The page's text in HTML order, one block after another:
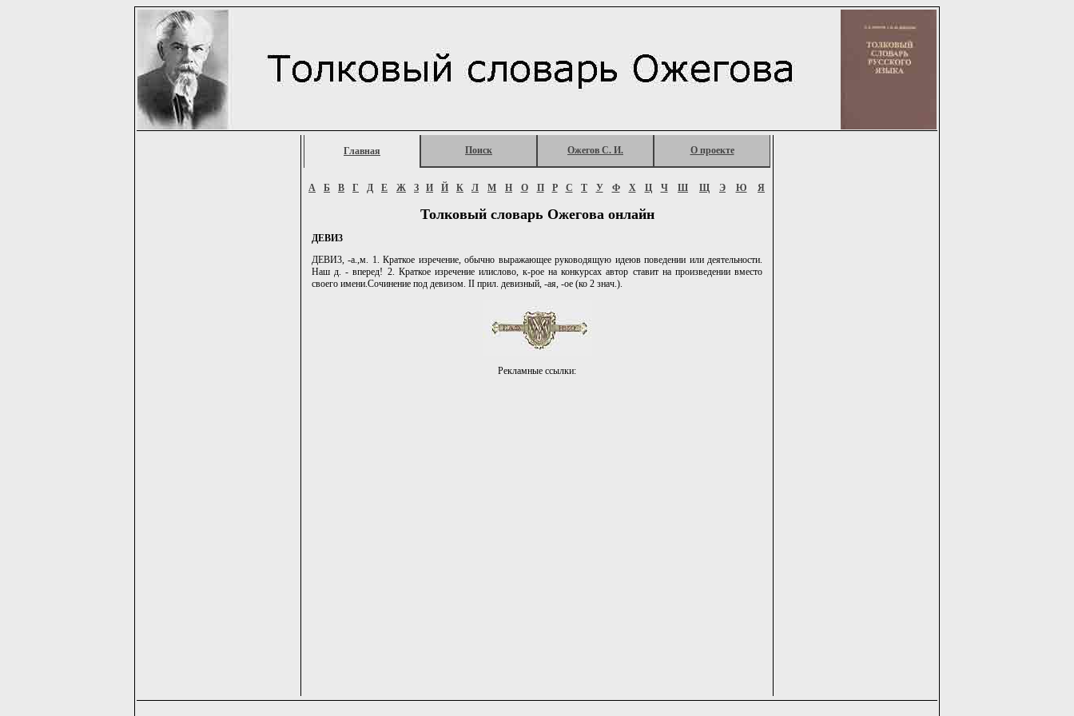
Главная Поиск Ожегов С. И. О проекте
А Б В Г Д Е Ж З И Й К Л М Н О П Р С Т У Ф Х Ц Ч Ш Щ Э Ю Я
Толковый словарь Ожегова онлайн
ДЕВИ3
ДЕВИ3, -а.,м. 1. Краткое изречение, обычно выражающее руководящую идеюв поведении или деятельности.
Наш д. - вперед! 2. Краткое изречение илислово, к-рое на конкурсах автор ставит на произведении вместо
своего имени.Сочинение под девизом. II прил. девизный, -ая, -ое (ко 2 знач.).
Рекламные ссылки: